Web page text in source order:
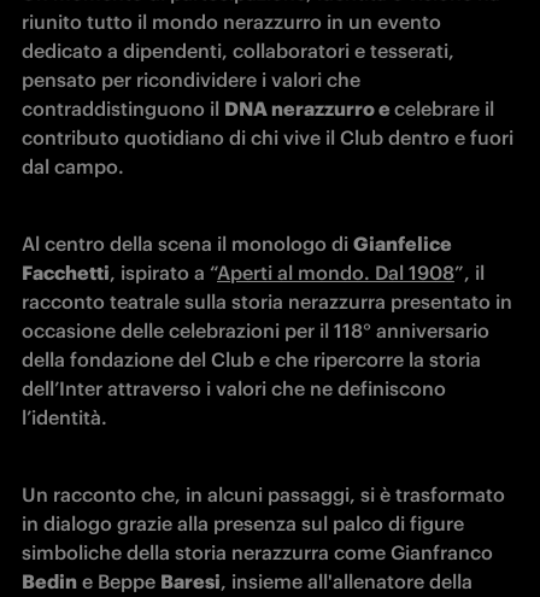
riunito tutto il mondo nerazzurro in un evento
dedicato a dipendenti, collaboratori e tesserati,
pensato per ricondividere i valori che
contraddistinguono il DNA nerazzurro e celebrare il
contributo quotidiano di chi vive il Club dentro e fuori
dal campo.
Al centro della scena il monologo di Gianfelice
Facchetti, ispirato a “Aperti al mondo. Dal 1908”, il
racconto teatrale sulla storia nerazzurra presentato in
occasione delle celebrazioni per il 118° anniversario
della fondazione del Club e che ripercorre la storia
dell’Inter attraverso i valori che ne definiscono
l’identità.
Un racconto che, in alcuni passaggi, si è trasformato
in dialogo grazie alla presenza sul palco di figure
Bedin e Beppe Baresi, insieme all'allenatore della